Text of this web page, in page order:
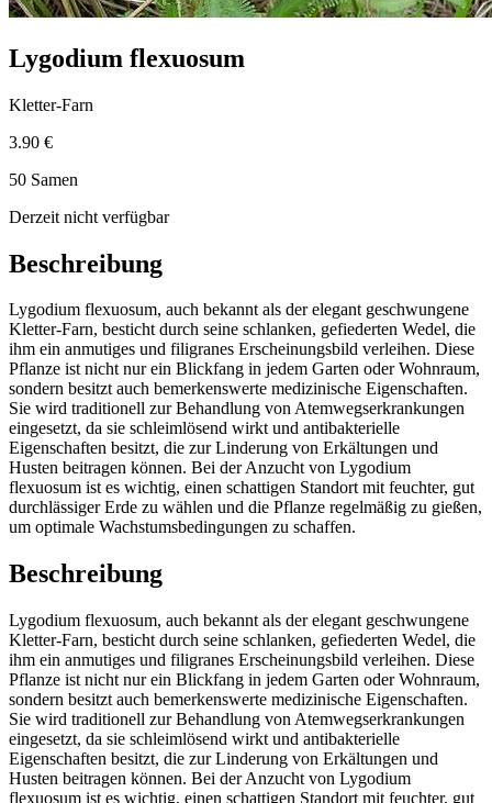
Lygodium flexuosum
Kletter-Farn
3.90 €
50 Samen
Derzeit nicht verfügbar
Beschreibung
Lygodium flexuosum, auch bekannt als der elegant geschwungene
Kletter-Farn, besticht durch seine schlanken, gefiederten Wedel, die
ihm ein anmutiges und filigranes Erscheinungsbild verleihen. Diese
Pflanze ist nicht nur ein Blickfang in jedem Garten oder Wohnraum,
sondern besitzt auch bemerkenswerte medizinische Eigenschaften.
Sie wird traditionell zur Behandlung von Atemwegserkrankungen
eingesetzt, da sie schleimlösend wirkt und antibakterielle
Eigenschaften besitzt, die zur Linderung von Erkältungen und
Husten beitragen können. Bei der Anzucht von Lygodium
flexuosum ist es wichtig, einen schattigen Standort mit feuchter, gut
durchlässiger Erde zu wählen und die Pflanze regelmäßig zu gießen,
um optimale Wachstumsbedingungen zu schaffen.
Beschreibung
Lygodium flexuosum, auch bekannt als der elegant geschwungene
Kletter-Farn, besticht durch seine schlanken, gefiederten Wedel, die
ihm ein anmutiges und filigranes Erscheinungsbild verleihen. Diese
Pflanze ist nicht nur ein Blickfang in jedem Garten oder Wohnraum,
sondern besitzt auch bemerkenswerte medizinische Eigenschaften.
Sie wird traditionell zur Behandlung von Atemwegserkrankungen
eingesetzt, da sie schleimlösend wirkt und antibakterielle
Eigenschaften besitzt, die zur Linderung von Erkältungen und
Husten beitragen können. Bei der Anzucht von Lygodium
flexuosum ist es wichtig, einen schattigen Standort mit feuchter, gut